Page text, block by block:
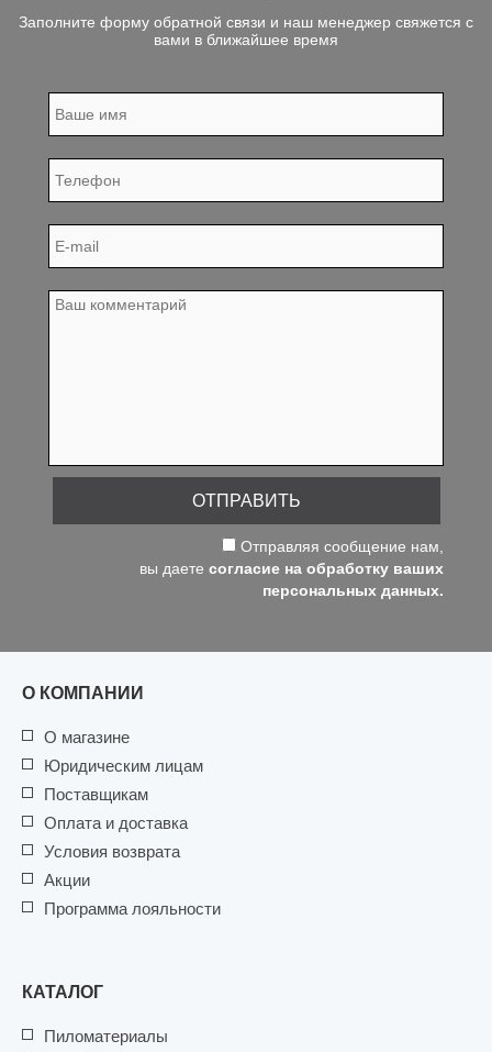
Заполните форму обратной связи и наш менеджер свяжется с
вами в ближайшее время
Отправляя сообщение нам,
вы даете согласие на обработку ваших
персональных данных.
ОТПРАВИТЬ
О КОМПАНИИ
О магазине
Юридическим лицам
Поставщикам
Оплата и доставка
Условия возврата
Акции
Программа лояльности
КАТАЛОГ
Пиломатериалы